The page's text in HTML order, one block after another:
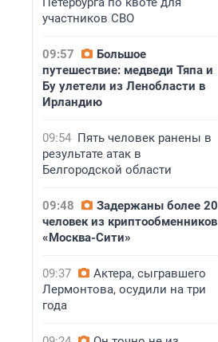
участников СВО
09:57
Большое
путешествие: медведи Тяпа и
Бу улетели из Ленобласти в
Ирландию
09:54 Пять человек ранены в
результате атак в
Белгородской области
09:48
Задержаны более 20
человек из криптообменников
«Москва-Сити»
09:37
Актера, сыгравшего
Лермонтова, осудили на три
года